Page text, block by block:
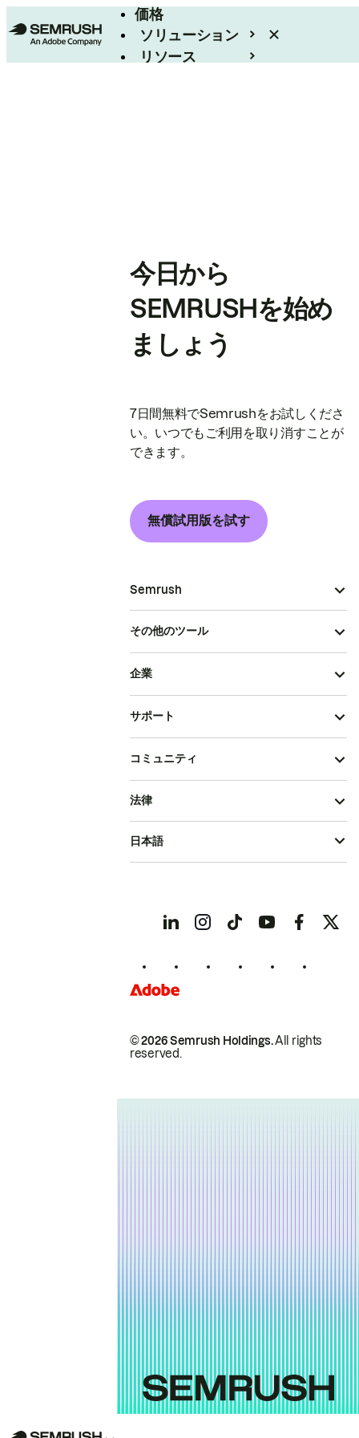
価格
ソリューション
リソース
今日から
SEMRUSHを始め
ましょう
7日間無料でSemrushをお試しくださ
い。いつでもご利用を取り消すことが
できます。
無償試用版を試す
Semrush
その他のツール
企業
サポート
コミュニティ
© 2026 Semrush Holdings.All rights
reserved.
法律
日本語